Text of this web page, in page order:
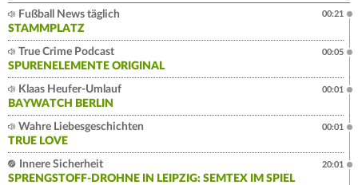
Fußball News täglich
STAMMPLATZ
00:21
True Crime Podcast
SPURENELEMENTE ORIGINAL
00:05
Klaas Heufer-Umlauf
BAYWATCH BERLIN
00:01
Wahre Liebesgeschichten
TRUE LOVE
00:01
Innere Sicherheit
SPRENGSTOFF-DROHNE IN LEIPZIG: SEMTEX IM SPIEL
20:01